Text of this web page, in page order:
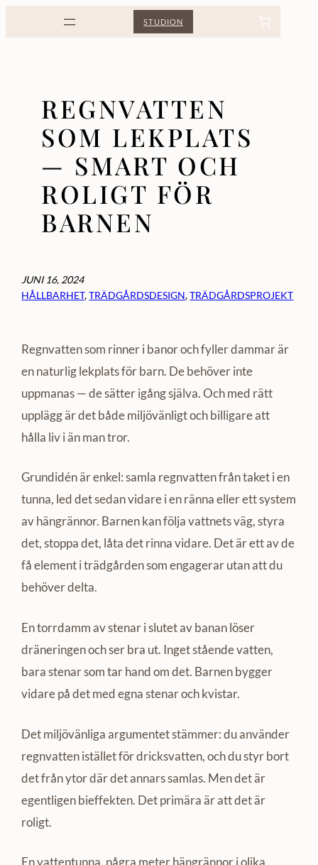
STUDION
REGNVATTEN
SOM LEKPLATS
— SMART OCH
ROLIGT FÖR
BARNEN
JUNI 16, 2024
HÅLLBARHET, TRÄDGÅRDSDESIGN, TRÄDGÅRDSPROJEKT
Regnvatten som rinner i banor och fyller dammar är
en naturlig lekplats för barn. De behöver inte
uppmanas — de sätter igång själva. Och med rätt
upplägg är det både miljövänligt och billigare att
hålla liv i än man tror.
Grundidén är enkel: samla regnvatten från taket i en
tunna, led det sedan vidare i en ränna eller ett system
av hängrännor. Barnen kan följa vattnets väg, styra
det, stoppa det, låta det rinna vidare. Det är ett av de
få element i trädgården som engagerar utan att du
behöver delta.
En torrdamm av stenar i slutet av banan löser
dräneringen och ser bra ut. Inget stående vatten,
bara stenar som tar hand om det. Barnen bygger
vidare på det med egna stenar och kvistar.
Det miljövänliga argumentet stämmer: du använder
regnvatten istället för dricksvatten, och du styr bort
det från ytor där det annars samlas. Men det är
egentligen bieffekten. Det primära är att det är
roligt.
En vattentunna, några meter hängrännor i olika